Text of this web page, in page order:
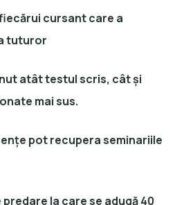
cursant care a
tuturor
atât testul scris, cât și
mai sus.
pot recupera seminariile
la care se adugă 40